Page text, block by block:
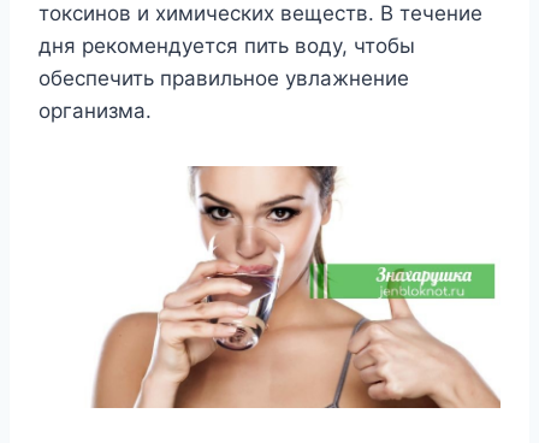
токсинов и химических веществ. В течение
дня рекомендуется пить воду, чтобы
обеспечить правильное увлажнение
организма.